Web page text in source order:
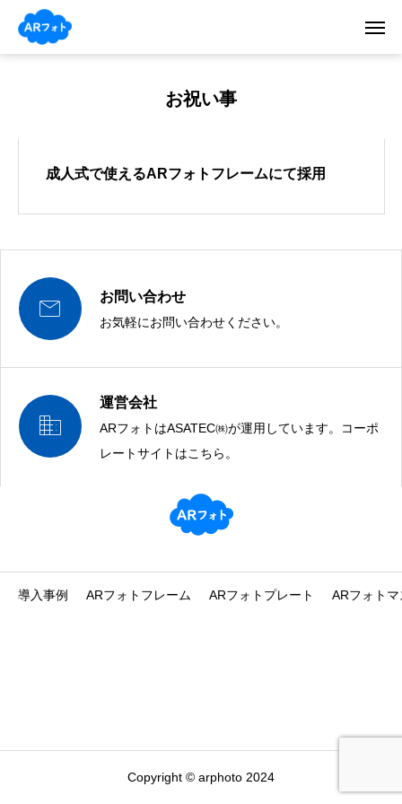
お祝い事
成人式で使えるARフォトフレームにて採用
 お問い合わせ
お気軽にお問い合わせください。

運営会社
ARフォトはASATEC㈱が運用しています。コーポ
レートサイトはこちら。
AR,VR,MRの企画提案は、運営元ASATECにお任せください！
導入事例 ARフォトフレーム ARフォトプレート ARフォト
Copyright © arphoto 2024